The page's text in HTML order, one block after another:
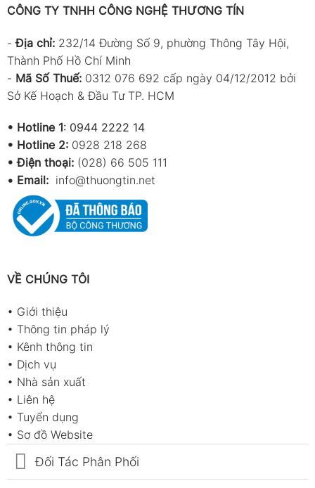
CÔNG TY TNHH CÔNG NGHỆ THƯƠNG TÍN
-Địa chỉ: 232/14 Đường Số 9, phường Thông Tây Hội,
Thành Phố Hồ Chí Minh
- Mã Số Thuế: 0312 076 692 cấp ngày 04/12/2012 bởi
Sở Kế Hoạch & Đầu Tư TP. HCM
• Hotline 1: 0944 2222 14
• Hotline 2: 0928 218 268
• Điện thoại: (028) 66 505 111
• Email: info@thuongtin.net
VỀ CHÚNG TÔI
• Giới thiệu
• Thông tin pháp lý
• Kênh thông tin
• Dịch vụ
• Nhà sản xuất
• Liên hệ
• Tuyển dụng
• Sơ đồ Website
Đối Tác Phân Phối